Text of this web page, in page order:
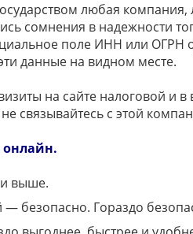
любая
сомнения в надежности
поле ИНН или ОГРН
данные на видном месте.
на сайте налоговой и
связывайтесь с этой
онлайн.
выше.
— безопасно. Гораздо